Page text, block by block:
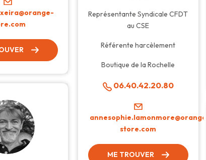
Représentante Syndicale CFDT
au CSE
Référente harcèlement
Boutique de la Rochelle
06.40.42.20.80
annesophie.lamonmore@orange-
store.com
ME TROUVER